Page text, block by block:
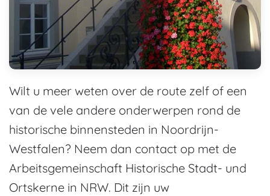
Wilt u meer weten over de route zelf of een
van de vele andere onderwerpen rond de
historische binnensteden in Noordrijn-
Westfalen? Neem dan contact op met de
Arbeitsgemeinschaft Historische Stadt- und
Ortskerne in NRW. Dit zijn uw